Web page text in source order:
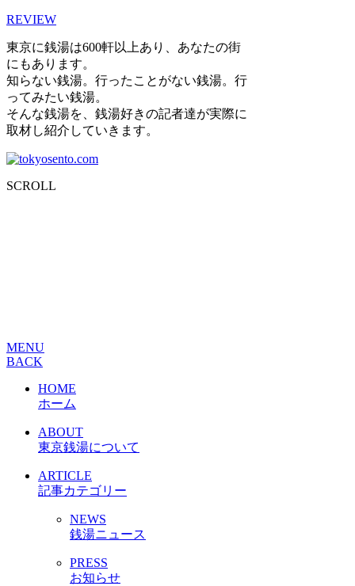
REVIEW
東京に銭湯は600軒以上あり、あなたの街
にもあります。
知らない銭湯。行ったことがない銭湯。行
ってみたい銭湯。
そんな銭湯を、銭湯好きの記者達が実際に
取材し紹介していきます。
SCROLL
MENU
BACK
HOME
ホーム
ABOUT
東京銭湯について
ARTICLE
記事カテゴリー
NEWS
銭湯ニュース
PRESS
お知らせ